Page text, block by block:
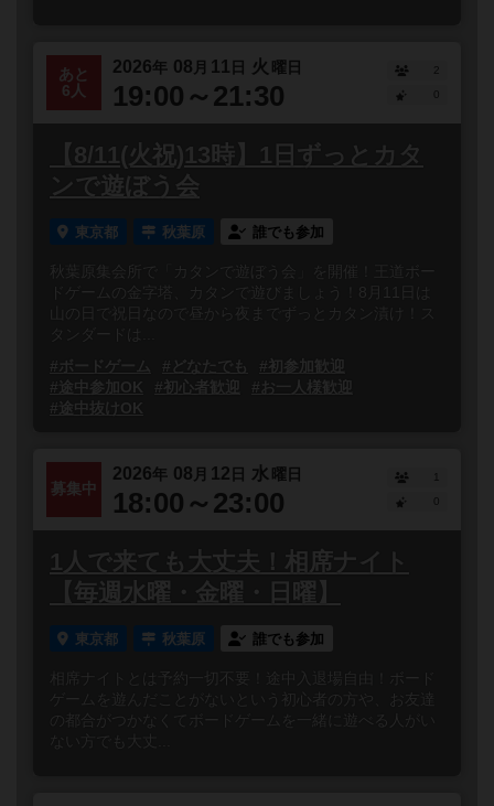
あと
6人
2026年 08 月 11 日 火 曜日
19:00～21:30
2
【8/11(火祝)13時】1日ずっとカタ
ンで遊ぼう会
東京都 秋葉原 誰でも参加
秋葉原集会所で「カタンで遊ぼう会」を開催！王道ボー
ドゲームの金字塔、カタンで遊びましょう！8月11日は
山の日で祝日なので昼から夜までずっとカタン漬け！ス
#ボードゲーム
#どなたでも
#初参加歓迎
#途中参加OK
#初心者歓迎
#お一人様歓迎
#途中抜けOK
募集中
2026年 08 月 12 日 水 曜日
18:00～23:00
1
1人で来ても大丈夫！相席ナイト
【毎週水曜・金曜・日曜】
東京都 秋葉原 誰でも参加
相席ナイトとは予約一切不要！途中入退場自由！ボード
ゲームを遊んだことがないという初心者の方や、お友達
の都合がつかなくてボードゲームを一緒に遊べる人がい
ない方でも大丈...